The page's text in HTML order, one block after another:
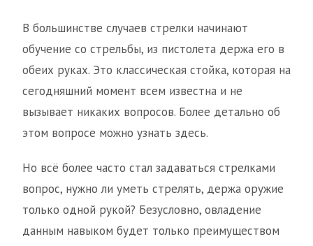
В большинстве случаев стрелки начинают
обучение со стрельбы, из пистолета держа его в
обеих руках. Это классическая стойка, которая на
сегодняшний момент всем известна и не
вызывает никаких вопросов. Более детально об
этом вопросе можно узнать здесь.
Но всё более часто стал задаваться стрелками
вопрос, нужно ли уметь стрелять, держа оружие
только одной рукой? Безусловно, овладение
данным навыком будет только преимуществом